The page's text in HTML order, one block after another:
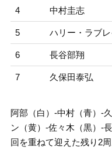
4 中村圭志
5 ハリー・ラブ
6 長谷部翔
7 久保田泰弘
阿部（白）-中村（青）-
ン（黄）-佐々木（黒）-
回を重ねて迎えた残り2周